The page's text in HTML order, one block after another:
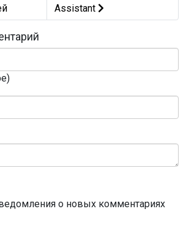
Assistant
о новых комментариях